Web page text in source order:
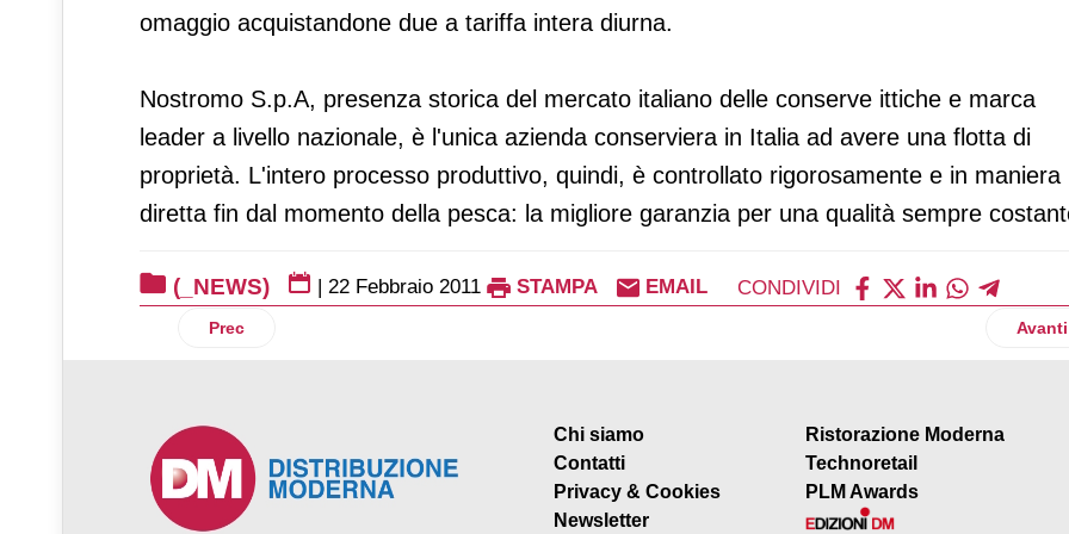
omaggio acquistandone due a tariffa intera diurna.
Nostromo S.p.A, presenza storica del mercato italiano delle conserve ittiche e marca
leader a livello nazionale, è l'unica azienda conserviera in Italia ad avere una flotta di
proprietà. L'intero processo produttivo, quindi, è controllato rigorosamente e in maniera
diretta fin dal momento della pesca: la migliore garanzia per una qualità sempre
(_NEWS) | 22 Febbraio 2011 STAMPA EMAIL CONDIVIDI
Articolo precedente: Loewe presenta la nuova gamma di televisori
Prec Avanti
Chi siamo
Contatti
Privacy & Cookies
Newsletter
Ristorazione Moderna
Technoretail
PLM Awards